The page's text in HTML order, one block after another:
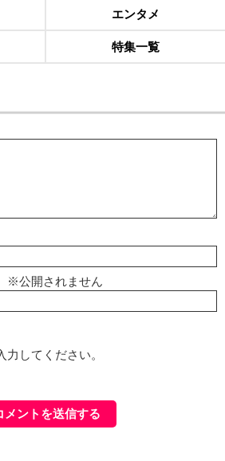
エンタメ
特集一覧
※公開されません
力してください。